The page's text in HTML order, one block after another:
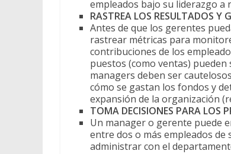
empleados bajo su liderazgo a
RASTREA LOS RESULTADOS Y
Antes de que los gerentes
rastrear métricas para
contribuciones de los
puestos (como ventas) pueden
managers deben ser
cómo se gastan los fondos y
expansión de la organización
TOMA DECISIONES PARA LOS
Un manager o gerente puede
entre dos o más empleados
administrar con el